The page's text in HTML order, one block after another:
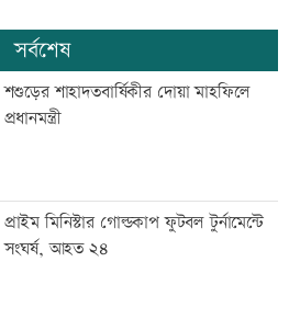
সর্বশেষ
শশুড়ের শাহাদতবার্ষিকীর দোয়া মাহফিলে
প্রধানমন্ত্রী
প্রাইম মিনিস্টার গোল্ডকাপ ফুটবল টুর্নামেন্টে
সংঘর্ষ, আহত ২৪